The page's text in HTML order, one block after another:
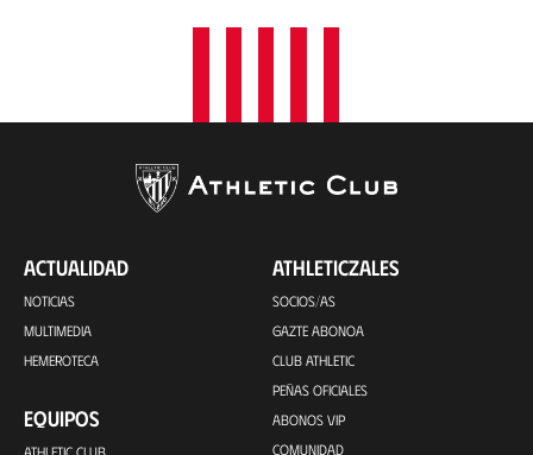
n
ACTUALIDAD
NOTICIAS
MULTIMEDIA
HEMEROTECA
EQUIPOS
ATHLETICZALES
SOCIOS/AS
GAZTE ABONOA
CLUB ATHLETIC
PEÑAS OFICIALES
ABONOS VIP
COMUNIDAD